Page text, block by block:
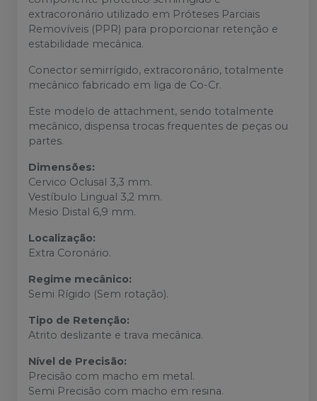
extracoronário utilizado em Próteses Parciais
Removíveis (PPR) para proporcionar retenção e
estabilidade mecânica.
Conector semirrígido, extracoronário, totalmente
mecânico fabricado em liga de Co-Cr.
Este modelo de attachment, sendo totalmente
mecânico, dispensa trocas frequentes de peças ou
partes.
Dimensões:
Cervico Oclusal 3,3 mm.
Vestíbulo Lingual 3,2 mm.
Mesio Distal 6,9 mm.
Localização:
Extra Coronário.
Regime mecânico:
Semi Rígido (Sem rotação).
Tipo de Retenção:
Atrito deslizante e trava mecânica.
Nível de Precisão:
Precisão com macho em metal.
Semi Precisão com macho em resina.